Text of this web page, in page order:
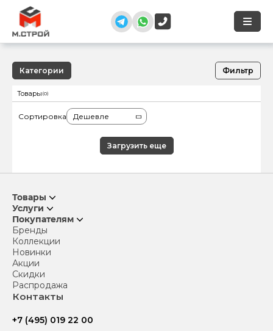
Категории Фильтр
Товары (0)
Сортировка Дешевле
Загрузить еще
Товары
Услуги
Покупателям
Бренды
Коллекции
Новинки
Акции
Скидки
Распродажа
Контакты
+7 (495) 019 22 00